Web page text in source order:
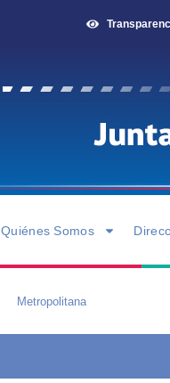
Quiénes Somos
Metropolitana